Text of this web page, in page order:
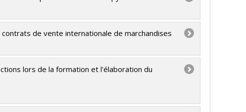
de vente internationale de marchandises
lors de la formation et l'élaboration du